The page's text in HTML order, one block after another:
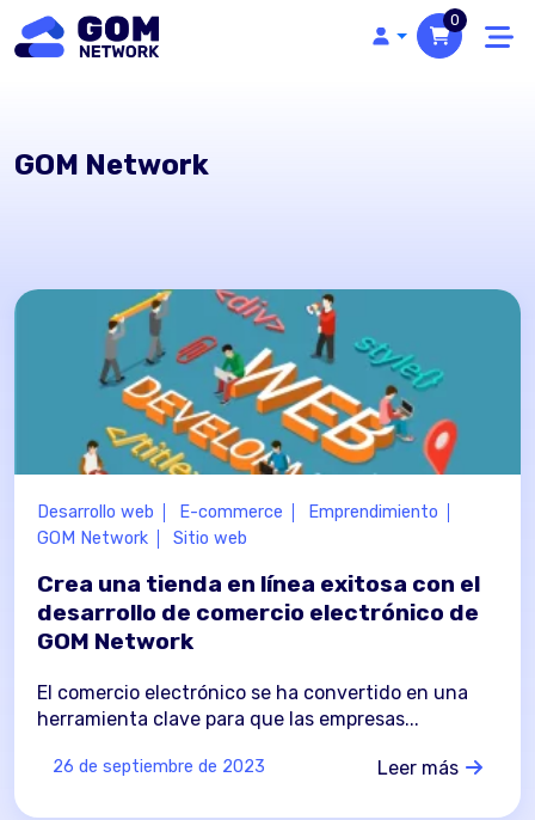
0
GOM Network
Desarrollo web E-commerce
Emprendimiento
GOM Network
Sitio web
Crea una tienda en línea exitosa con el
desarrollo de comercio electrónico de
GOM Network
El comercio electrónico se ha convertido en una
herramienta clave para que las empresas...
26 de septiembre de 2023 Leer más